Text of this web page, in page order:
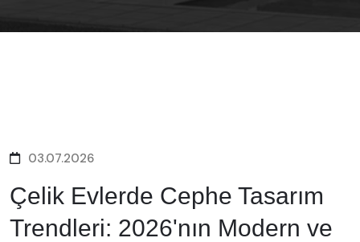
03.07.2026
Çelik Evlerde Cephe Tasarım
Trendleri: 2026'nın Modern ve